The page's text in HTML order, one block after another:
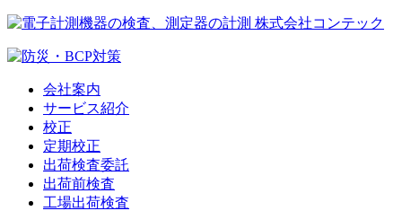
会社案内
サービス紹介
校正
定期校正
出荷検査委託
出荷前検査
工場出荷検査